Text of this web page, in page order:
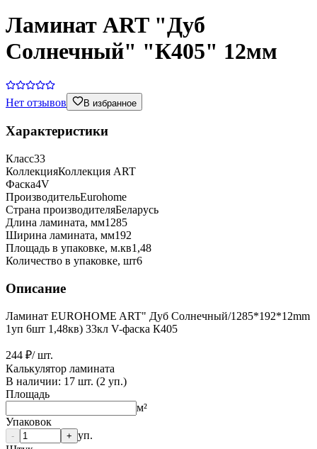
Ламинат ART "Дуб
Солнечный" "К405" 12мм
Нет отзывов В избранное
Характеристики
Класс33
КоллекцияКоллекция ART
Фаска4V
ПроизводительEurohome
Страна производителяБеларусь
Длина ламината, мм1285
Ширина ламината, мм192
Площадь в упаковке, м.кв1,48
Количество в упаковке, шт6
Описание
Ламинат EUROHOME ART" Дуб Солнечный/1285*192*12mm
1уп 6шт 1,48кв) 33кл V-фаска К405
244 ₽/ шт.
Калькулятор ламината
В наличии: 17 шт. (2 уп.)
Площадь
м²
Упаковок
- + уп.